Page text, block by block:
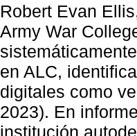
Robert Evan
Army War
en ALC,
digitales como
2023). En
institución